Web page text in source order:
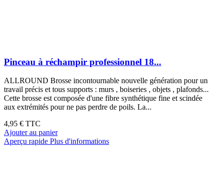
Pinceau à réchampir professionnel 18...
ALLROUND Brosse incontournable nouvelle génération pour un
travail précis et tous supports : murs , boiseries , objets , plafonds...
Cette brosse est composée d'une fibre synthétique fine et scindée
aux extrémités pour ne pas perdre de poils. La...
4,95 € TTC
Ajouter au panier
Aperçu rapide Plus d'informations